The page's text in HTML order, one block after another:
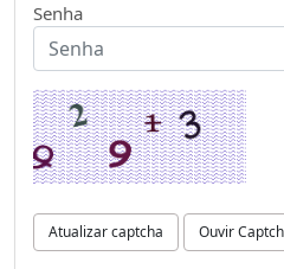
Senha
Atualizar captcha Ouvir